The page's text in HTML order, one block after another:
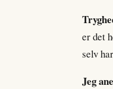
er det
selv
Jeg